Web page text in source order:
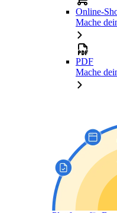
Online-
Mache
PDF
Mache